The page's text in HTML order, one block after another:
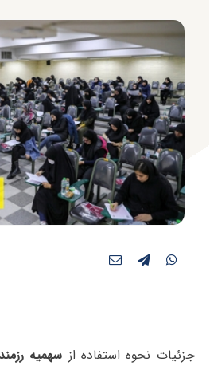
جزئیات نحوه استفاده از سهمیه